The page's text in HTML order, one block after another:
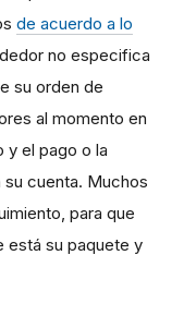
de acuerdo a lo
no especifica
su orden de
al momento en
y el pago o la
cuenta. Muchos
para que
está su paquete y